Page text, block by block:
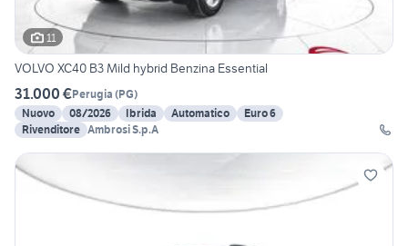
11
VOLVO XC40 B3 Mild hybrid Benzina Essential
31.000 €Perugia (PG)
Nuovo
08/2026 Ibrida Automatico
Euro 6
Rivenditore Ambrosi S.p.A